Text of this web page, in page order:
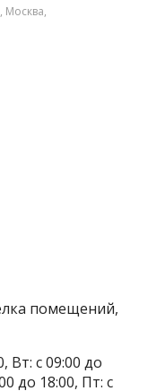
, Москва,
помещений,
Вт: с 09:00 до
до 18:00, Пт: с